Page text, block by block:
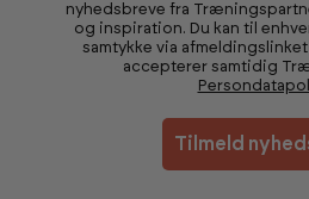
nyhedsbreve fra
og inspiration. Du kan til
samtykke via
accepterer samtidig
Tilmeld